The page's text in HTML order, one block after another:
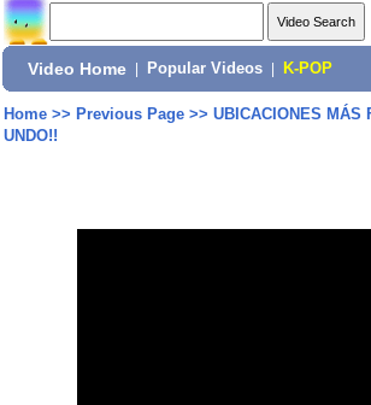
Video Home Popular Videos K-POP
Home>> Previous Page>> UBICACIONES MÁS
UNDO!!